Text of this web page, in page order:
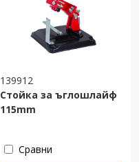
139912
Стойка за ъглошлайф
115mm
Сравни